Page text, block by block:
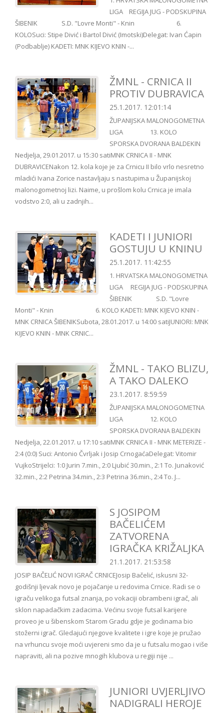
LIGA REGIJA JUG - PODSKUPINA
ŠIBENIK S.D. "Lovre Monti" - Knin 6.
KOLOSuci: Stipe Divić i Bartol Divić (Imotski)Delegat: Ivan Ćapin
(Podbablje) KADETI: MNK KIJEVO KNIN -...
ŽMNL - CRNICA II
PROTIV DUBRAVICA
25.1.2017. 12:01:14
ŽUPANIJSKA MALONOGOMETNA
LIGA 13. KOLO
SPORSKA DVORANA BALDEKIN
Nedjelja, 29.01.2017. u 15:30 satiMNK CRNICA II - MNK
DUBRAVICENakon 12. kola koje je za Crnicu II bilo vrlo nesretno
mladići Ivana Zorice nastavljaju s nastupima u Županijskoj
malonogometnoj lizi. Naime, u prošlom kolu Crnica je imala
vodstvo 2:0, ali u zadnjih...
KADETI I JUNIORI
GOSTUJU U KNINU
25.1.2017. 11:42:55
1. HRVATSKA MALONOGOMETNA
LIGA REGIJA JUG - PODSKUPINA
ŠIBENIK S.D. "Lovre
Monti" - Knin 6. KOLO KADETI: MNK KIJEVO KNIN -
MNK CRNICA ŠIBENIKSubota, 28.01.2017. u 14:00 satiJUNIORI: MNK
KIJEVO KNIN - MNK CRNIC...
ŽMNL - TAKO BLIZU,
A TAKO DALEKO
23.1.2017. 8:59:59
ŽUPANIJSKA MALONOGOMETNA
LIGA 12. KOLO
SPORSKA DVORANA BALDEKIN
Nedjelja, 22.01.2017. u 17:10 satiMNK CRNICA II - MNK METERIZE -
2:4 (0:0) Suci: Antonio Čvrljak i Josip CrnogaćaDelegat: Vitomir
VujkoStrijelci: 1:0 Jurin 7.min., 2:0 Ljubić 30.min., 2:1 To. Junaković
32.min., 2:2 Petrina 34.min., 2:3 Petrina 36.min., 2:4 To. J...
S JOSIPOM
BAČELIĆEM
ZATVORENA
IGRAČKA KRIŽALJKA
21.1.2017. 21:53:58
JOSIP BAČELIĆ NOVI IGRAČ CRNICEJosip Bačelić, iskusni 32-
godišnji ljevak novo je pojačanje u redovima Crnice. Radi se o
igraču velikoga futsal znanja, po vokaciji obrambeni igrač, ali
sklon napadačkim zadacima. Većinu svoje futsal karijere
proveo je u šibenskom Starom Gradu gdje je godinama bio
stožerni igrač. Gledajući njegove kvalitete i igre koje je pružao
na vrhuncu svoje moći uvjereni smo da je u futsalu mogao i više
napraviti, ali na pozive mnogih klubova u regiji nije ...
JUNIORI UVJERLJIVO
NADIGRALI HEROJE